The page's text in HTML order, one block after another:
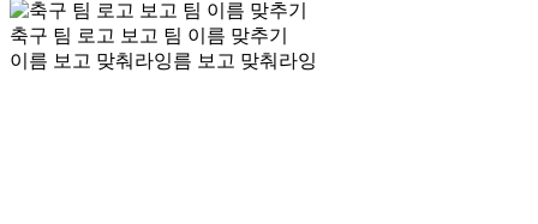
축구 팀 로고 보고 팀 이름 맞추기
이름 보고 맞춰라잉름 보고 맞춰라잉